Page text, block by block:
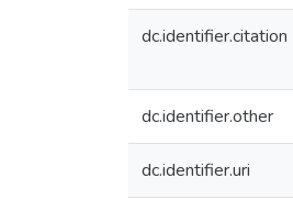
dc.identifier.citation
dc.identifier.other
dc.identifier.uri